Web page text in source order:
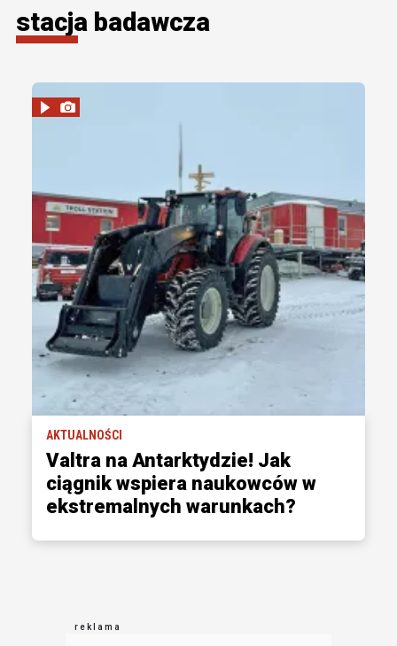
stacja badawcza
AKTUALNOŚCI
Valtra na Antarktydzie! Jak
ciągnik wspiera naukowców w
ekstremalnych warunkach?